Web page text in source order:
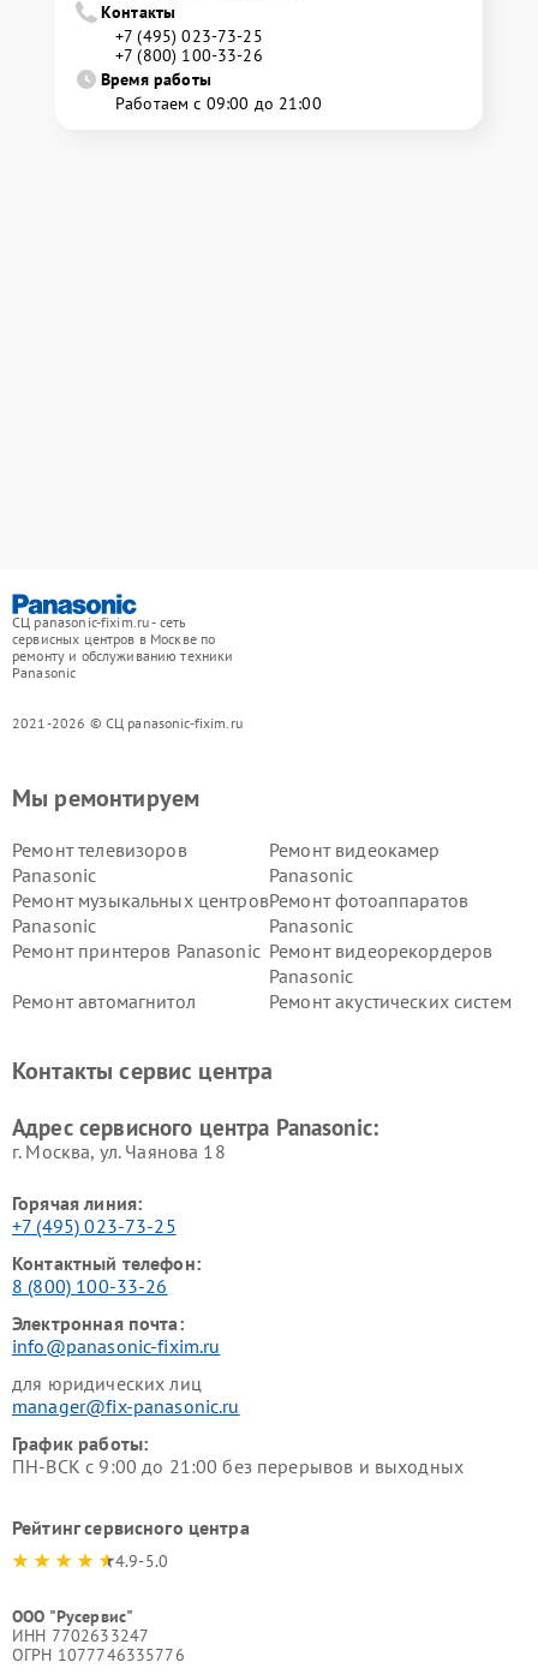
Контакты
+7 (495) 023-73-25
+7 (800) 100-33-26
Время работы
Работаем с 09:00 до 21:00
СЦ panasonic-fixim.ru - сеть
сервисных центров в Москве по
ремонту и обслуживанию техники
Panasonic
2021-2026 © СЦ panasonic-fixim.ru
Мы ремонтируем
Ремонт телевизоров
Panasonic
Ремонт видеокамер
Panasonic
Ремонт музыкальных центров
Panasonic
Ремонт фотоаппаратов
Panasonic
Ремонт принтеров Panasonic Ремонт видеорекордеров
Panasonic
Ремонт автомагнитол
Ремонт акустических систем
панелей Panasonic
Контакты сервис центра
Адрес сервисного центра Panasonic:
г. Москва, ул. Чаянова 18
Горячая линия:
+7 (495) 023-73-25
Контактный телефон:
8 (800) 100-33-26
Электронная почта:
info@panasonic-fixim.ru
для юридических лиц
manager@fix-panasonic.ru
График работы:
ПН-ВСК с 9:00 до 21:00 без перерывов и выходных
Рейтинг сервисного центра
4.9-5.0
ООО "Русервис"
ИНН 7702633247
ОГРН 1077746335776